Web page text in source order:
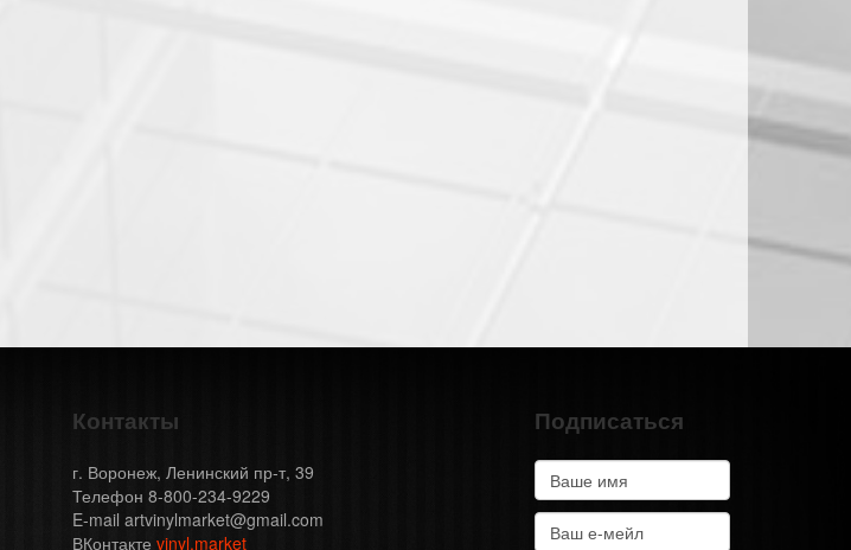
Контакты
г. Воронеж, Ленинский пр-т, 39
Телефон 8-800-234-9229
E-mail artvinylmarket@gmail.com
ВКонтакте vinyl.market
Подписаться